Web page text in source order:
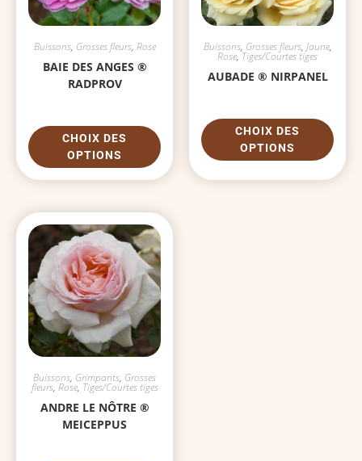
Buissons, Grosses fleurs, Rose
BAIE DES ANGES ®
RADPROV
CHOIX DES
OPTIONS
Buissons, Grosses fleurs, Jaune,
Rose,Tiges/Courtes tiges
AUBADE ® NIRPANEL
CHOIX DES
OPTIONS
Buissons, Grimpants, Grosses
fleurs, Rose, Tiges/Courtes tiges
ANDRE LE NÔTRE ®
MEICEPPUS